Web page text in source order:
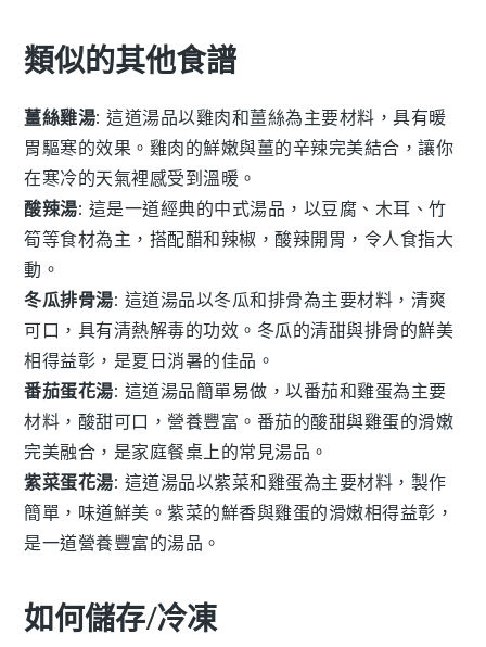
類似的其他食譜
薑絲雞湯: 這道湯品以雞肉和薑絲為主要材料，具有暖
胃驅寒的效果。 雞肉的鮮嫩與薑的辛辣完美結合，讓你
在寒冷的天氣裡感受到溫暖。
酸辣湯: 這是一道經典的中式湯品 ，以豆腐 、 木耳 、竹
筍等食材為主，搭配醋和辣椒 ，酸辣開胃，令人食指大
動。
冬瓜排骨湯: 這道湯品以冬瓜和排骨為主要材料，清爽
可口，具有清熱解毒的功效。 冬瓜的清甜與排骨的鮮美
相得益彰，是夏日消暑的佳品。
番茄蛋花湯: 這道湯品簡單易做，以番茄和雞蛋為主要
材料，酸甜可口，營養豐富。 番茄的酸甜與雞蛋的滑嫩
完美融合，是家庭餐桌上的常見湯品。
紫菜蛋花湯: 這道湯品以紫菜和雞蛋為主要材料，製作
簡單，味道鮮美。紫菜的鮮香與雞蛋的滑嫩相得益彰，
是一道營養豐富的湯品。
如何儲存/冷凍